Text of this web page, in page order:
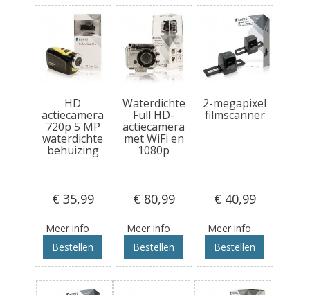
HD
actiecamera
720p 5 MP
waterdichte
behuizing
€ 35,99
Meer info
Bestellen
Waterdichte
Full HD-
actiecamera
met WiFi en
1080p
€ 80,99
Meer info
Bestellen
2-megapixel
filmscanner
€ 40,99
Meer info
Bestellen